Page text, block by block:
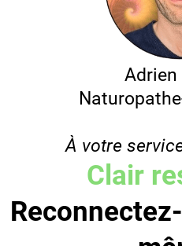
Adrien
À votre
Clair